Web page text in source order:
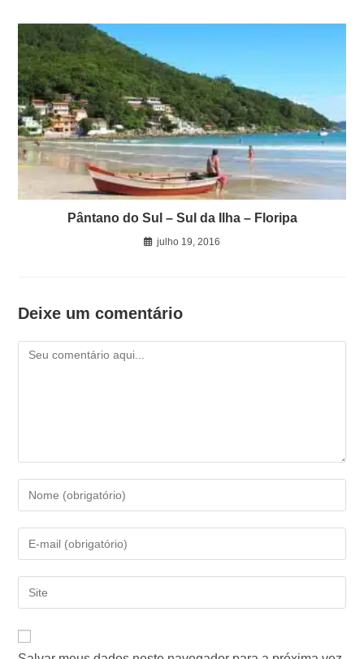
Pântano do Sul – Sul da Ilha – Floripa
julho 19, 2016
Deixe um comentário